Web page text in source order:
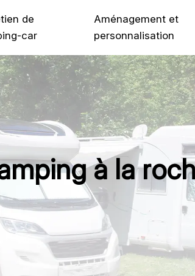
de
car
Aménagement et
personnalisation
à la